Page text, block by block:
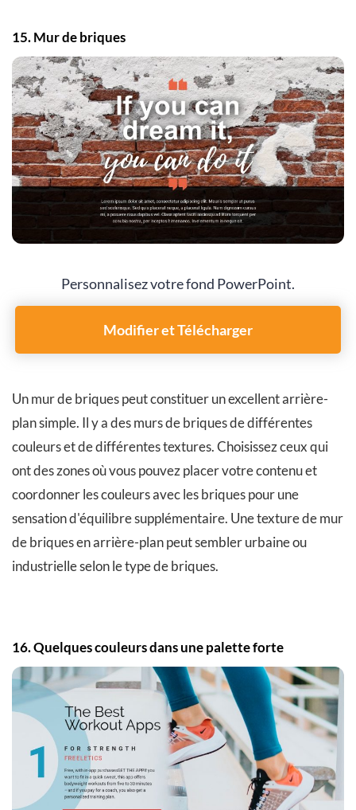
15. Mur de briques
Personnalisez votre fond PowerPoint.
Modifier et Télécharger
Un mur de briques peut constituer un excellent arrière-
plan simple. Il y a des murs de briques de différentes
couleurs et de différentes textures. Choisissez ceux qui
ont des zones où vous pouvez placer votre contenu et
coordonner les couleurs avec les briques pour une
sensation d'équilibre supplémentaire. Une texture de mur
de briques en arrière-plan peut sembler urbaine ou
industrielle selon le type de briques.
16. Quelques couleurs dans une palette forte